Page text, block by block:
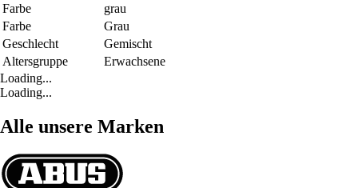
Farbe
grau
Farbe
Grau
Geschlecht
Gemischt
Altersgruppe
Erwachsene
Loading...
Loading...
Alle unsere Marken